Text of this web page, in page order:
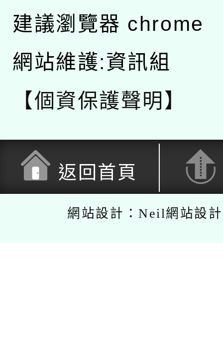
建議瀏覽器 chrome
網站維護:資訊組
【個資保護聲明】
返回首頁
網站設計：Neil網站設